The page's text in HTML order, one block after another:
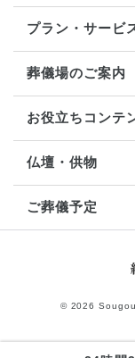
プラン・サービ
葬儀場のご案内
お役立ちコンテ
仏壇・供物
ご葬儀予定
© 2026